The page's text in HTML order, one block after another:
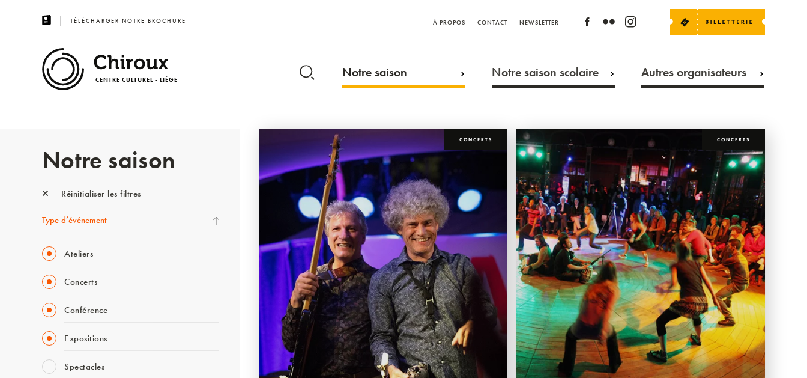
TÉLÉCHARGER NOTRE BROCHURE À PROPOS CONTACT NEWSLETTER
CENTRE CULTUREL - LIÈGE Notre saison Notre saison scolaire Autres organisateurs
Notre saison
Réinitialiser les filtres
Type d’événement
Ateliers
Concerts
Conférence
Expositions
Spectacles
CONCERTS CONCERTS